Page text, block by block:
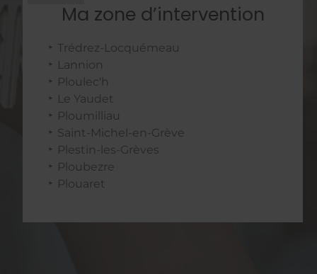
Ma zone d’intervention
Trédrez-Locquémeau
Lannion
Ploulec'h
Le Yaudet
Ploumilliau
Saint-Michel-en-Grève
Plestin-les-Grèves
Ploubezre
Plouaret